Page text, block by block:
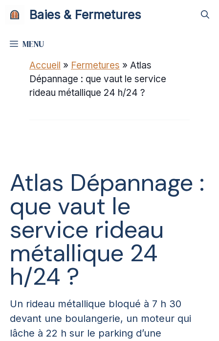
Baies & Fermetures
MENU
Accueil » Fermetures » Atlas
Dépannage : que vaut le service
rideau métallique 24 h/24 ?
Atlas Dépannage :
que vaut le
service rideau
métallique 24
h/24 ?
Un rideau métallique bloqué à 7 h 30
devant une boulangerie, un moteur qui
lâche à 22 h sur le parking d’une